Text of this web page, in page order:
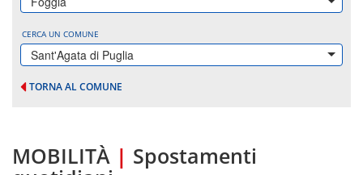
CERCA UN COMUNE
Sant'Agata di Puglia
TORNA AL COMUNE
MOBILITÀ | Spostamenti